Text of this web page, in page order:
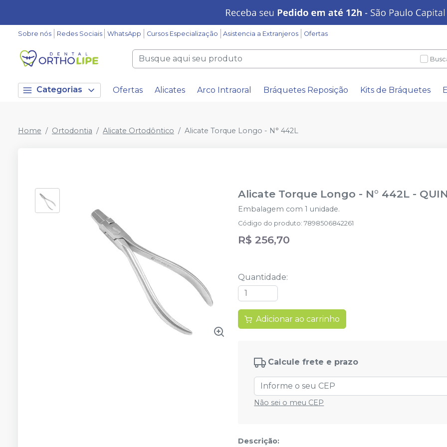
Sobre nós Redes Sociais WhatsApp Cursos Especialização Asistencia a Extranjeros Ofertas
Categorias Ofertas Alicates Arco Intraoral Bráquetes Reposição Kits de Bráquetes
Home Ortodontia Alicate Ortodôntico Alicate Torque Longo - N° 442L
Alicate Torque Longo - N° 442L -
Embalagem com 1 unidade.
Código do produto:7898506842261
R$ 256,70
Quantidade:
Adicionar ao carrinho
Calcule frete e prazo
Não sei o meu CEP
Descrição: